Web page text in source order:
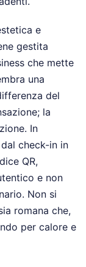
e
gestita
che mette
una
del
la
In
check-in in
QR,
e non
Non si
romana che,
per calore e